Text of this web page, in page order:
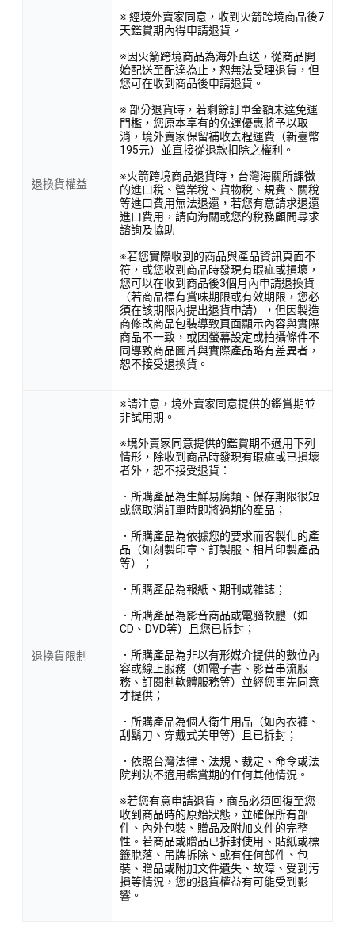
退換貨權益
※ 經境外賣家同意，收到火箭跨境商品後7
天鑑賞期內得申請退貨。
※因火箭跨境商品為海外直送，從商品開
始配送至配達為止，恕無法受理退貨，但
您可在收到商品後申請退貨。
※ 部分退貨時，若剩餘訂單金額未達免運
門檻，您原本享有的免運優惠將予以取
消，境外賣家保留補收去程運費（新臺幣
195元）並直接從退款扣除之權利。
※火箭跨境商品退貨時，台灣海關所課徵
的進口稅、營業稅、貨物稅、規費、關稅
等進口費用無法退還，若您有意請求退還
進口費用，請向海關或您的稅務顧問尋求
諮詢及協助
※若您實際收到的商品與產品資訊頁面不
符，或您收到商品時發現有瑕疵或損壞，
您可以在收到商品後3個月內申請退換貨
（若商品標有賞味期限或有效期限，您必
須在該期限內提出退貨申請），但因製造
商修改商品包裝導致頁面顯示內容與實際
商品不一致，或因螢幕設定或拍攝條件不
同導致商品圖片與實際產品略有差異者，
恕不接受退換貨。
退換貨限制
※請注意，境外賣家同意提供的鑑賞期並
非試用期。
※境外賣家同意提供的鑑賞期不適用下列
情形，除收到商品時發現有瑕疵或已損壞
者外，恕不接受退貨：
．所購產品為生鮮易腐類、保存期限很短
或您取消訂單時即將過期的產品；
．所購產品為依據您的要求而客製化的產
品（如刻製印章、訂製服、相片印製產品
等）；
．所購產品為報紙、期刊或雜誌；
．所購產品為影音商品或電腦軟體（如
CD、DVD等）且您已拆封；
．所購產品為非以有形媒介提供的數位內
容或線上服務（如電子書、影音串流服
務、訂閱制軟體服務等）並經您事先同意
才提供；
．所購產品為個人衛生用品（如內衣褲、
刮鬍刀、穿戴式美甲等）且已拆封；
．依照台灣法律、法規、裁定、命令或法
院判決不適用鑑賞期的任何其他情況。
※若您有意申請退貨，商品必須回復至您
收到商品時的原始狀態，並確保所有部
件、內外包裝、贈品及附加文件的完整
性。若商品或贈品已拆封使用、貼紙或標
籤脫落、吊牌拆除、或有任何部件、包
裝、贈品或附加文件遺失、故障、受到污
損等情況，您的退貨權益有可能受到影
響。